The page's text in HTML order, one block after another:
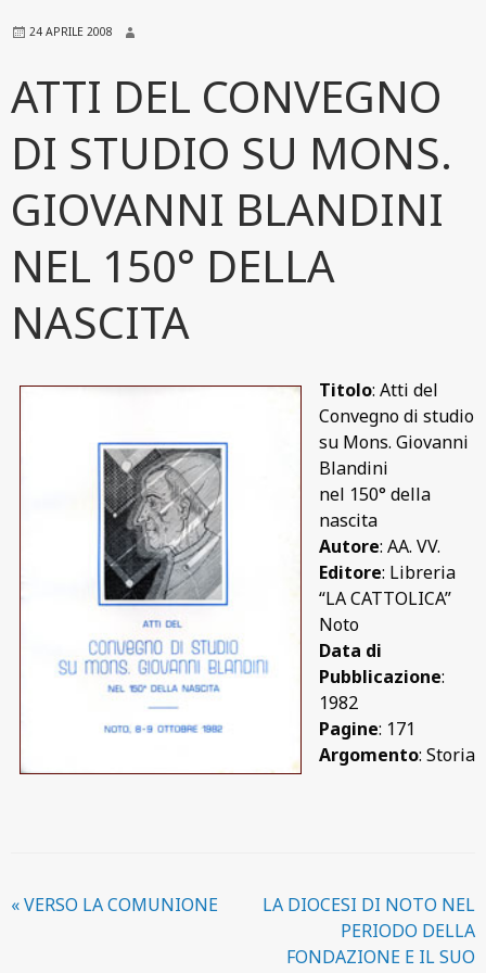
24 APRILE 2008
ATTI DEL CONVEGNO
DI STUDIO SU MONS.
GIOVANNI BLANDINI
NEL 150° DELLA
NASCITA
Titolo: Atti del
Convegno di studio
su Mons. Giovanni
Blandini
nel 150° della
nascita
Autore: AA. VV.
Editore: Libreria
“LA CATTOLICA”
Noto
Data di
Pubblicazione:
1982
Pagine: 171
Argomento: Storia
«VERSO LA COMUNIONE
LA DIOCESI DI NOTO NEL
PERIODO DELLA
FONDAZIONE E IL SUO